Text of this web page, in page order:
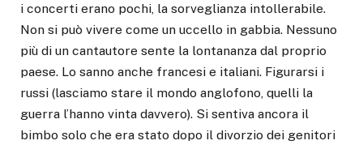
i concerti erano pochi, la sorveglianza intollerabile.
Non si può vivere come un uccello in gabbia. Nessuno
più di un cantautore sente la lontananza dal proprio
paese. Lo sanno anche francesi e italiani. Figurarsi i
russi (lasciamo stare il mondo anglofono, quelli la
guerra l’hanno vinta davvero). Si sentiva ancora il
bimbo solo che era stato dopo il divorzio dei genitori